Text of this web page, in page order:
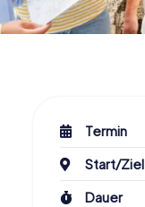
Termin
Start/Ziel
Dauer